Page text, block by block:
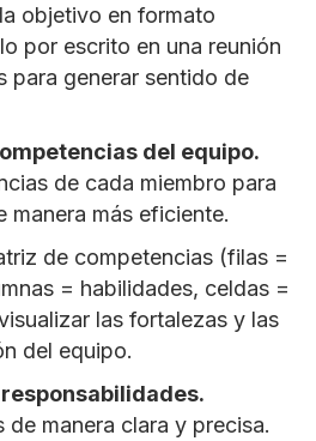
objetivo en formato
por escrito en una reunión
para generar sentido de
del equipo.
de cada miembro para
manera más eficiente.
de competencias (filas =
= habilidades, celdas =
las fortalezas y las
del equipo.
de manera clara y precisa.